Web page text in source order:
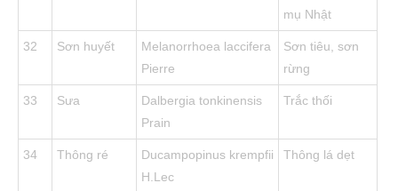
mụ Nhật
32 Sơn huyết
Melanorrhoea laccifera
Pierre
Sơn tiêu, sơn
rừng
33 Sưa
Dalbergia tonkinensis
Prain
Trắc thối
34 Thông ré
Ducampopinus krempfii
H.Lec
Thông lá dẹt